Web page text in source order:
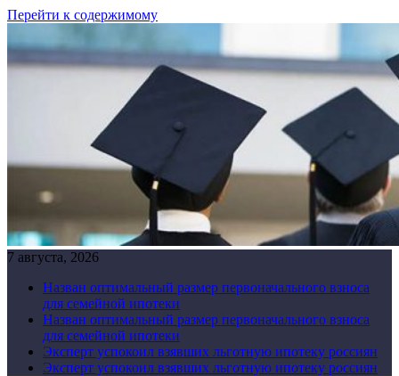
Перейти к содержимому
7 августа, 2026
Назван оптимальный размер первоначального взноса
для семейной ипотеки
Назван оптимальный размер первоначального взноса
для семейной ипотеки
Эксперт успокоил взявших льготную ипотеку россиян
Эксперт успокоил взявших льготную ипотеку россиян